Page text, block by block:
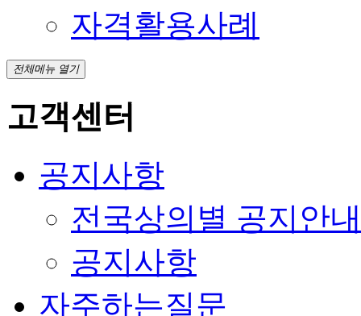
자격활용사례
전체메뉴 열기
고객센터
공지사항
전국상의별 공지안내
공지사항
자주하는질문